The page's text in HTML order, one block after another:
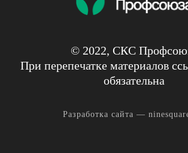
© 2022, СКС
При перепечатке материалов
обязательна
Разработка сайта —